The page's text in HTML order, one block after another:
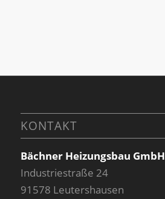
KONTAKT
Bächner Heizungsbau GmbH
Industriestraße 24
91578 Leutershausen